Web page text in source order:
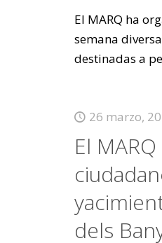
El MARQ ha
semana
destinadas a
26 marzo,
El
dels